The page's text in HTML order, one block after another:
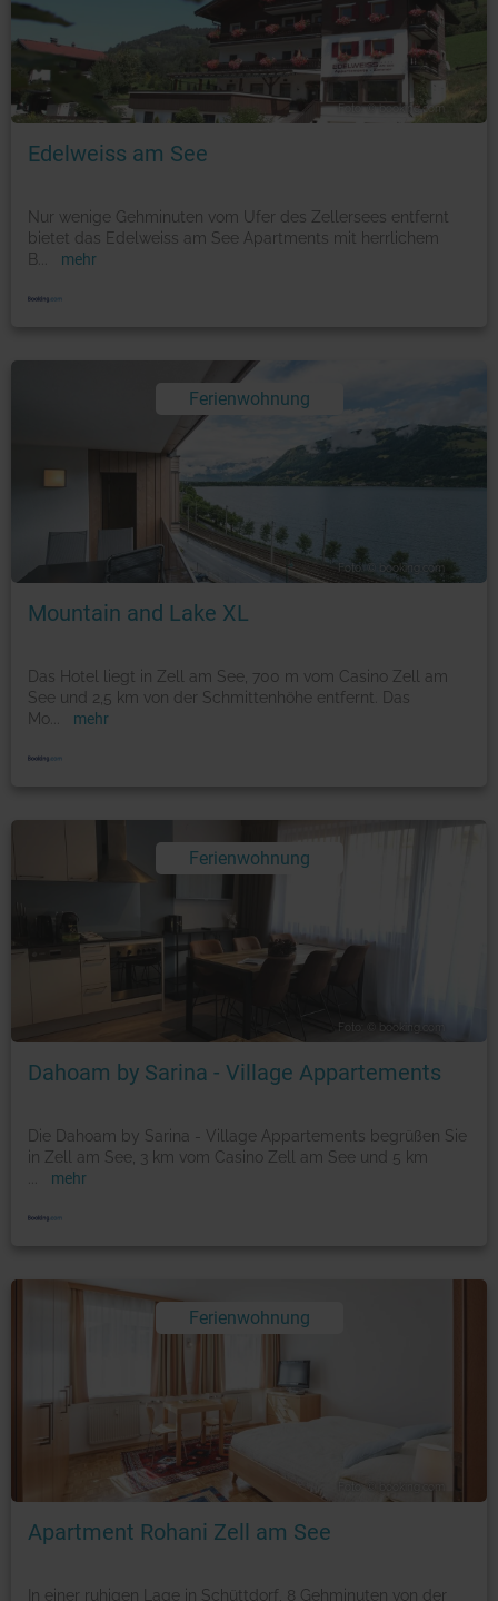
Foto: © booking.com
Edelweiss am See
Nur wenige Gehminuten vom Ufer des Zellersees entfernt
bietet das Edelweiss am See Apartments mit herrlichem
B
mehr
Ferienwohnung
Foto: © booking.com
Mountain and Lake XL
Das Hotel liegt in Zell am See, 700 m vom Casino Zell am
See und 2,5 km von der Schmittenhöhe entfernt. Das
Mo
mehr
Ferienwohnung
Foto: © booking.com
Dahoam by Sarina - Village Appartements
Die Dahoam by Sarina - Village Appartements begrüßen Sie
in Zell am See, 3 km vom Casino Zell am See und 5 km
mehr
Ferienwohnung
Foto: © booking.com
Apartment Rohani Zell am See
In einer ruhigen Lage in Schüttdorf, 8 Gehminuten von der